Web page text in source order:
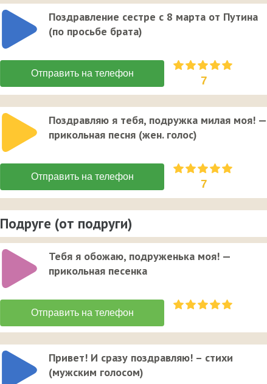
Поздравление сестре с 8 марта от Путина
(по просьбе брата)
7
Поздравляю я тебя, подружка милая моя! —
прикольная песня (жен. голос)
7
Подруге (от подруги)
Тебя я обожаю, подруженька моя! —
прикольная песенка
Привет! И сразу поздравляю! – стихи
(мужским голосом)